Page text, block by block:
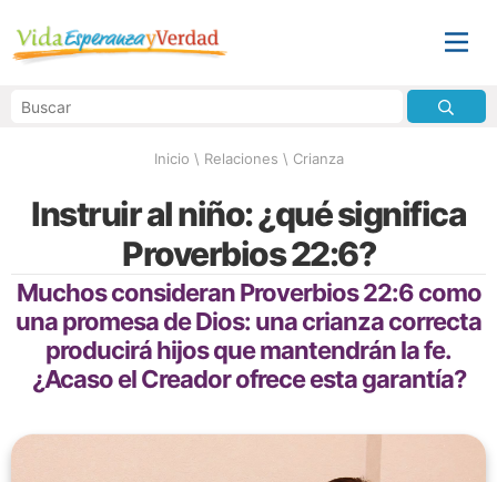
Inicio \ Relaciones \ Crianza
Instruir al niño: ¿qué significa
Proverbios 22:6?
Muchos consideran Proverbios 22:6 como
una promesa de Dios: una crianza correcta
producirá hijos que mantendrán la fe.
¿Acaso el Creador ofrece esta garantía?